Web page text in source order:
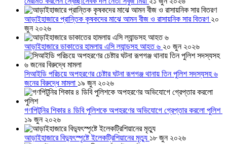
আড়াইহাজারে প্রান্তিক কৃষকদের মাঝে আমন বীজ ও রাসায়নিক সার বিতরণ ২০
জুন ২০২৬
আড়াইহাজারে ডাকাতের হামলায় এসি ল্যান্ডসহ আহত ৬ ২০ জুন ২০২৬
সিআইডি পরিচয়ে অপহরণের চেষ্টার ঘটনা রূপগঞ্জ থানায় তিন পুলিশ সদস্যসহ ৬
জনের বিরুদ্ধে মামলা ১৯ জুন ২০২৬
গণপিটুনির শিকার ৪ ডিবি পুলিশকে অপহরণের অভিযোগে গ্রেপ্তার করলো পুলিশ
১৯ জুন ২০২৬
আড়াইহাজারে বিদ্যুৎস্পৃষ্টে ইলেকট্রিশিয়ানের মৃত্যু ১৮ জুন ২০২৬